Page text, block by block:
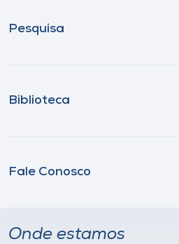
Pesquisa
Biblioteca
Fale Conosco
Onde estamos